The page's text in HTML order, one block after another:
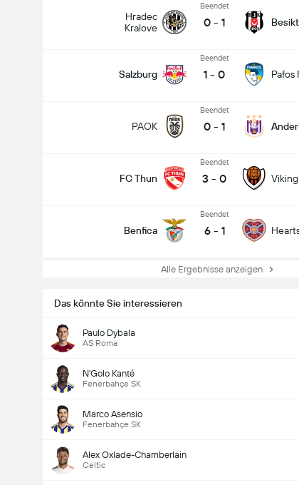
Hradec
Kralove
Beendet
0 - 1
Salzburg
Beendet
1 - 0 Pafos
PAOK
Beendet
0 - 1
FC Thun
Beendet
3 - 0
Benfica
Beendet
6 - 1
Alle Ergebnisse anzeigen
Das könnte Sie interessieren
Paulo Dybala
AS Roma
N'Golo Kanté
Fenerbahçe SK
Marco Asensio
Fenerbahçe SK
Alex Oxlade-Chamberlain
Celtic